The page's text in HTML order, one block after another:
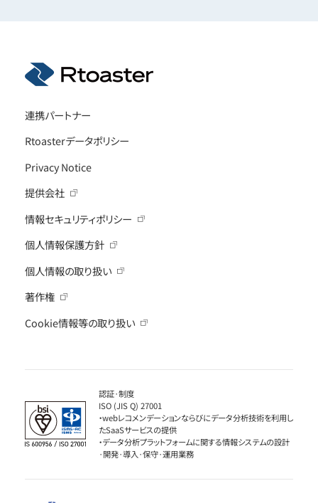
連携パートナー
Rtoasterデータポリシー
Privacy Notice
提供会社
情報セキュリティポリシー
個人情報保護方針
個人情報の取り扱い
著作権
Cookie情報等の取り扱い
認証·制度
ISO (JIS Q) 27001
・webレコメンデーションならびにデータ分析技術を利用し
たSaaSサービスの提供
・データ分析プラットフォームに関する情報システムの設計
·開発·導入·保守·運用業務